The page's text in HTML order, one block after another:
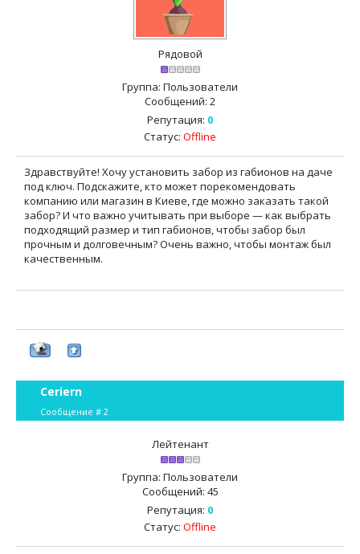
Рядовой
Группа: Пользователи
Сообщений: 2
Репутация: 0
Статус: Offline
Здравствуйте! Хочу установить забор из габионов на даче
под ключ. Подскажите, кто может порекомендовать
компанию или магазин в Киеве, где можно заказать такой
забор? И что важно учитывать при выборе — как выбрать
подходящий размер и тип габионов, чтобы забор был
прочным и долговечным? Очень важно, чтобы монтаж был
качественным.
Ceriern
Сообщение # 2
Лейтенант
Группа: Пользователи
Сообщений: 45
Репутация: 0
Статус: Offline